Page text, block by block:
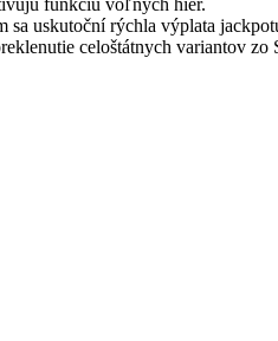
sa uskutoční rýchla výplata
celoštátnych variantov zo